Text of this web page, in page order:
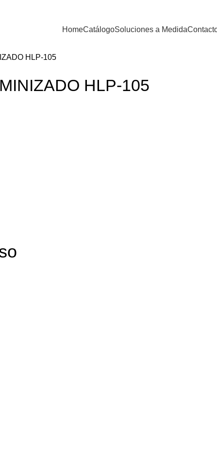
HomeCatálogoSoluciones a Medida
HLP-105
HLP-105